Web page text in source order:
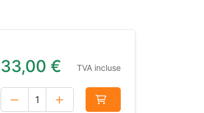
33,00 € TVA incluse